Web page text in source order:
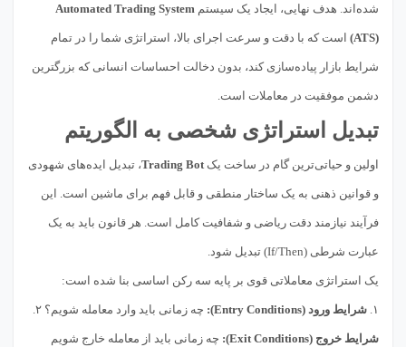
شده‌اند. هدف نهایی، ایجاد یک سیستم Automated Trading System
(ATS) است که با دقت و سرعت اجرای بالا، استراتژی شما را در تمام
شرایط بازار پیاده‌سازی کند، بدون دخالت احساسات انسانی که بزرگترین
دشمن موفقیت در معاملات است.
تبدیل استراتژی شخصی به الگوریتم
اولین و حیاتی‌ترین گام در ساخت یکTrading Bot، تبدیل ایده‌های شهودی
و قوانین ذهنی به یک ساختار منطقی و قابل فهم برای ماشین است. این
فرآیند نیازمند دقت ریاضی و شفافیت کامل است. هر قانون باید به یک
عبارت شرطی (If/Then) تبدیل شود.
یک استراتژی معاملاتی قوی بر پایه سه رکن اساسی بنا شده است:
۱. شرایط ورود (Entry Conditions): چه زمانی باید وارد معامله شویم؟ ۲.
شرایط خروج (Exit Conditions): چه زمانی باید از معامله خارج شویم